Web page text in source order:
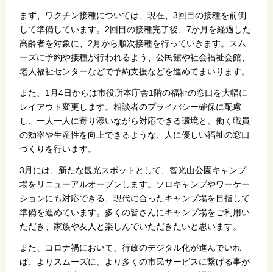
まず、ワクチン接種については、現在、3回目の接種を前倒
して準備しています。2回目の接種完了後、7か月を経過した
高齢者を対象に、2月から順次接種を行っていきます。スム
ーズに予約や接種が行われるよう、公民館や社会福祉会館、
老人福祉センターなどで予約支援などを進めてまいります。
また、1月4日からは市役所本庁舎1階の福祉の窓口を大幅に
レイアウト変更します。相談者のプライバシー確保に配慮
し、一人一人に寄り添いながら対応できる環境と、働く職員
の効率や生産性を向上できるような、人に優しい福祉の窓口
づくりを行います。
3月には、新たな観光スポットとして、智光山公園キャンプ
場をリニューアルオープンします。ソロキャンプやワーケー
ションにも対応できる、現代に合ったキャンプ場を目指して
準備を進めています。多くの皆さんにキャンプ場をご利用い
ただき、家族や友人と楽しんでいただきたいと思います。
また、コロナ禍において、行政のデジタル化が進んでいれ
ば、よりスムーズに、より多くの市民サービスに繋げる事が